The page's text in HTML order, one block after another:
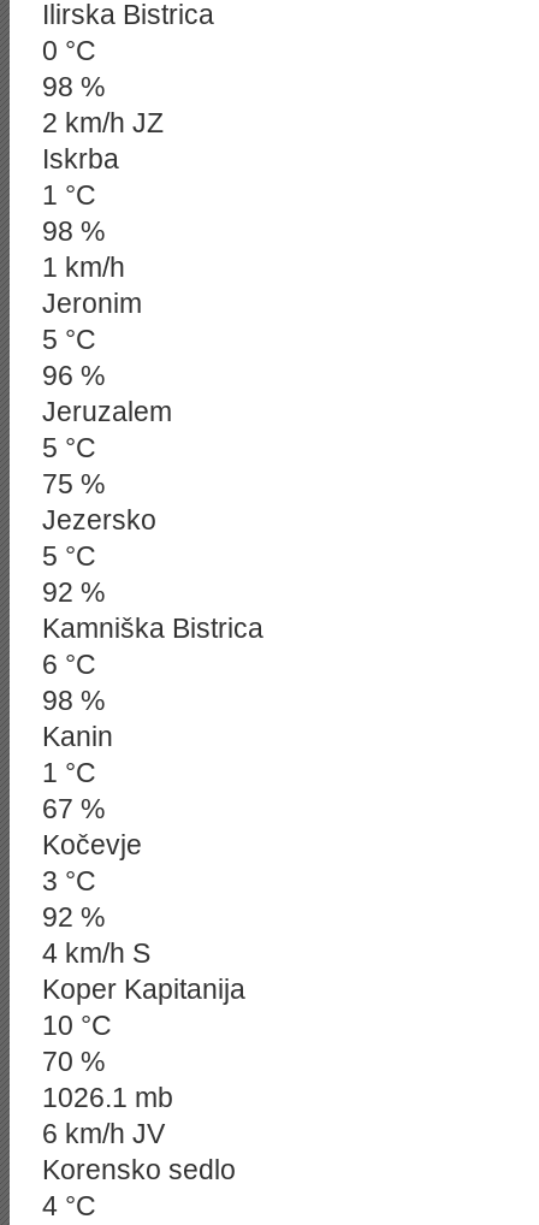
Ilirska Bistrica
0 °C
98 %
2 km/h JZ
Iskrba
1 °C
98 %
1 km/h
Jeronim
5 °C
96 %
Jeruzalem
5 °C
75 %
Jezersko
5 °C
92 %
Kamniška Bistrica
6 °C
98 %
Kanin
1 °C
67 %
Kočevje
3 °C
92 %
4 km/h S
Koper Kapitanija
10 °C
70 %
1026.1 mb
6 km/h JV
Korensko sedlo
4 °C